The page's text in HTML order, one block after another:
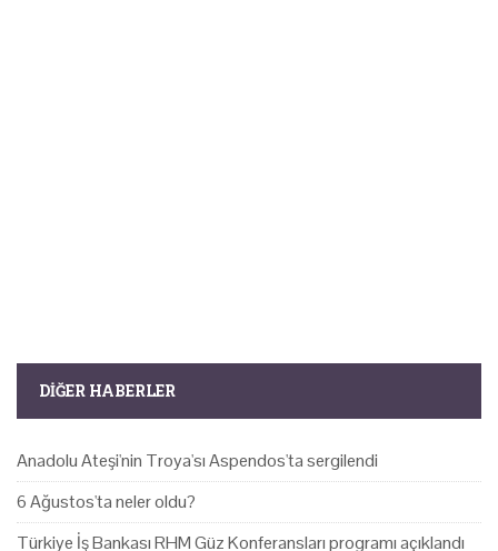
DIĞER HABERLER
Anadolu Ateşi'nin Troya'sı Aspendos'ta sergilendi
6 Ağustos'ta neler oldu?
Türkiye İş Bankası RHM Güz Konferansları programı açıklandı